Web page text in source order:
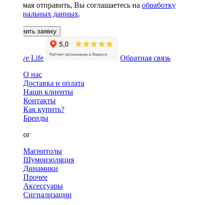
Нажимая отправить, Вы соглашаетесь на обработку
персональных данных.
Оставить заявку
Обратная связь
О нас
Доставка и оплата
Наши клиенты
Контакты
Как купить?
Бренды
Каталог
Магнитолы
Шумоизоляция
Динамики
Прочее
Аксессуары
Сигнализации